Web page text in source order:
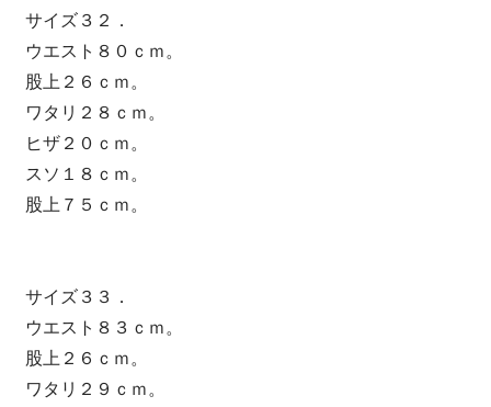
サイズ３２．
ウエスト８０ｃｍ。
股上２６ｃｍ。
ワタリ２８ｃｍ。
ヒザ２０ｃｍ。
スソ１８ｃｍ。
股上７５ｃｍ。
サイズ３３．
ウエスト８３ｃｍ。
股上２６ｃｍ。
ワタリ２９ｃｍ。